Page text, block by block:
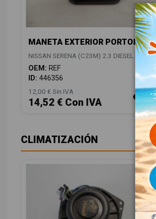
MANETA EXTERIOR PORTON REF
NISSAN SERENA (C23M) 2.3 DIESEL
OEM: REF
ID: 446356
12,00 € Sin IVA
14,52 € Con IVA
CLIMATIZACIÓN